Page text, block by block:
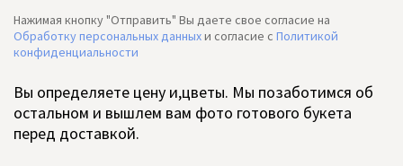
Нажимая кнопку "Отправить" Вы даете свое согласие на
Обработку персональных данныхи согласие c Политикой
конфиденциальности
Вы определяете цену и,цветы. Мы позаботимся об
остальном и вышлем вам фото готового букета
перед доставкой.